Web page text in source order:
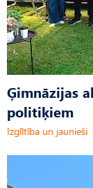
Ģimnāzijas
politiķiem
Izglītība un jaunieši